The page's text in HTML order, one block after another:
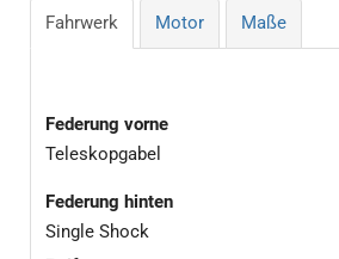
Fahrwerk Motor Maße
Federung vorne
Teleskopgabel
Federung hinten
Single Shock